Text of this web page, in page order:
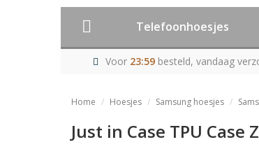
Telefoonhoesjes
Voor 23:59besteld, vandaag
Home Hoesjes Samsung hoesjes
Just in Case TPU